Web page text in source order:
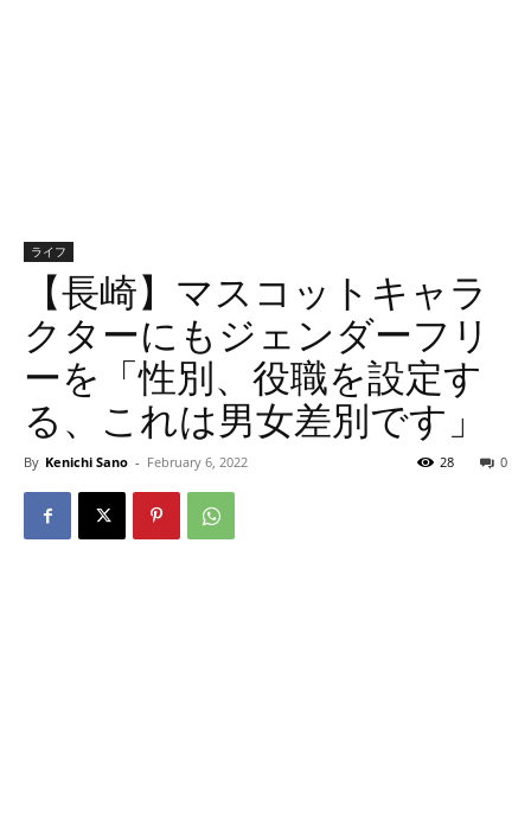
ライフ
【長崎】マスコットキャラ
クターにもジェンダーフリ
ーを「性別、役職を設定す
る、これは男女差別です」
By Kenichi Sano - February 6, 2022 0
28